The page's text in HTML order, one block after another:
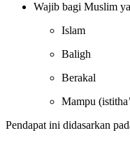
Wajib bagi Muslim
Islam
Baligh
Berakal
Mampu
Pendapat ini didasarkan